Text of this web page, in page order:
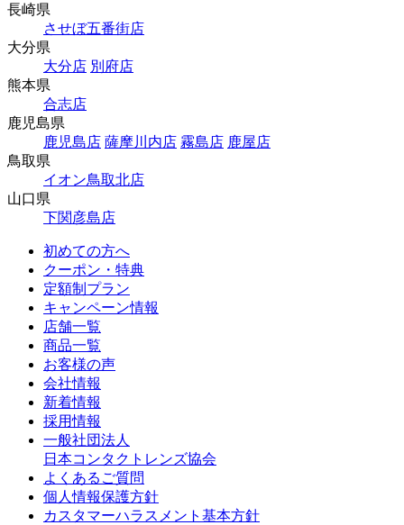
長崎県
させぼ五番街店
大分県
大分店 別府店
熊本県
合志店
鹿児島県
鹿児島店 薩摩川内店 霧島店 鹿屋店
鳥取県
イオン鳥取北店
山口県
下関彦島店
初めての方へ
クーポン・特典
定額制プラン
キャンペーン情報
店舗一覧
商品一覧
お客様の声
会社情報
新着情報
採用情報
一般社団法人
日本コンタクトレンズ協会
よくあるご質問
個人情報保護方針
カスタマーハラスメント基本方針